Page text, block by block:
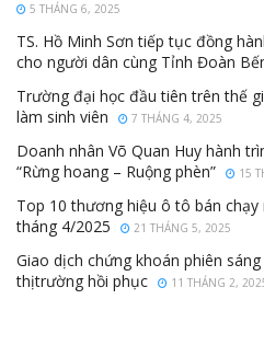
5 THÁNG 6, 2025
TS. Hồ Minh Sơn tiếp tục đồng
cho người dân cùng Tỉnh Đoàn
Trường đại học đầu tiên trên thế
làm sinh viên
7 THÁNG 4, 2025
Doanh nhân Võ Quan Huy hành
“Rừng hoang – Ruộng phèn”
15
Top 10 thương hiệu ô tô bán
tháng 4/2025
21 THÁNG 5, 2025
Giao dịch chứng khoán phiên
thịtrường hồi phục
11 THÁNG 2,